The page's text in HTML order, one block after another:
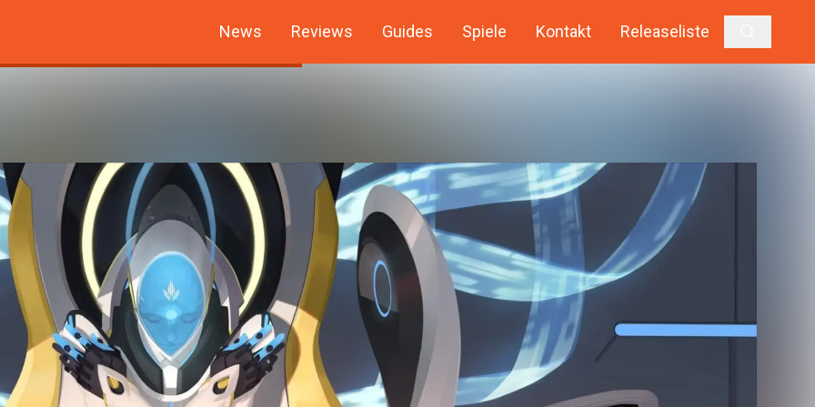
News Reviews Guides Spiele Kontakt Releaseliste